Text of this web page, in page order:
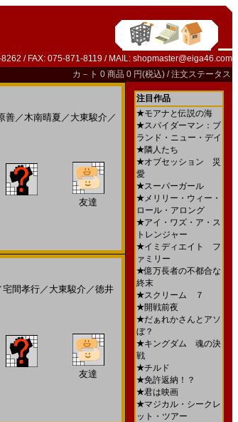
/ FAX: 075-871-8119 / MAIL: shopmaster@eiga46.com
カ－ト 0 商品 0 円(税込) /注文ステータス
善／木南晴夏 ／ 大東駿介 ／
友達
宅間孝行／ 大東駿介 ／徳井
友達
注目作品
★モアナと伝説の海
★スパイダーマン：ブ
ランド・ニュー・デイ
★隣人たち
★オブセッション 災
愛
★スーパーガール
★メリリー・ウィー・
ロール・アロング
★アイ・ワズ・ア・ス
トレンジャー
★イミディエイト フ
ァミリー
★億万長者の不都合な
終末
★スクリーム ７
★開戦前夜
★だぁれかさんとアソ
ぼ？
★キングダム 魂の決
戦
★チルド
★免許返納！？
★君は映画
★マジカル・シークレ
ット・ツアー